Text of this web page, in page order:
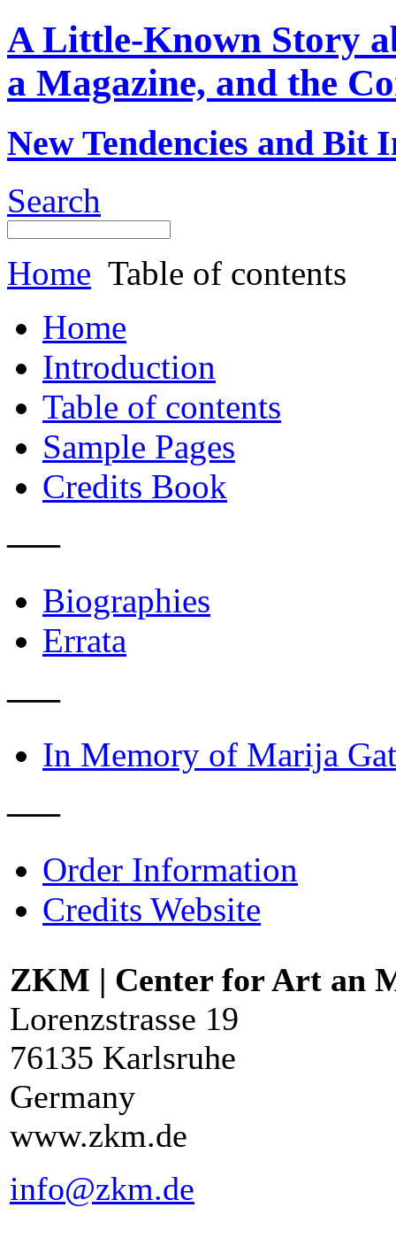
A Little-Known Story
a Magazine, and the
New Tendencies and Bit
Search
Home Table of contents
Home
Introduction
Table of contents
Sample Pages
Credits Book
–––
Biographies
Errata
–––
In Memory of Marija
–––
Order Information
Credits Website
ZKM | Center for Art an
Lorenzstrasse 19
76135 Karlsruhe
Germany
www.zkm.de
info@zkm.de